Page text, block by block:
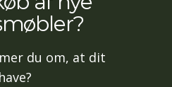
du om, at dit